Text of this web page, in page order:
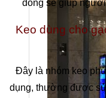
dòng sẽ giúp
Keo dùng cho
Đây là nhóm keo
dụng, thường được